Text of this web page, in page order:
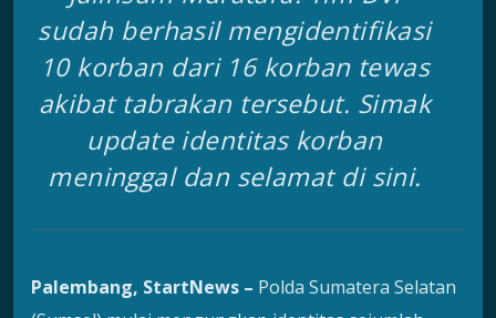
sudah berhasil mengidentifikasi
10 korban dari 16 korban tewas
akibat tabrakan tersebut. Simak
update identitas korban
meninggal dan selamat di sini.
Palembang, StartNews – Polda Sumatera Selatan